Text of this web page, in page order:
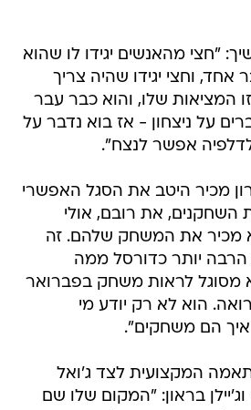
"חצי מהאנשים יגידו לו שהוא
אחד, וחצי יגידו שהיה צריך
המציאות שלו, והוא כבר עבר
על ניצחון - אז בוא נדבר על
אפשר לנצח".
מכיר היטב את הסגל האפשרי
השחקנים, את רובם, אולי
מכיר את המשחק שלהם. זה
יותר כדורסל ממה
מסוגל לראות משחק בפברואר
הוא לא רק יודע מי
איך הם משחקים".
המקצועית לצד ג'ואל
בראון: "המקום שלו שם